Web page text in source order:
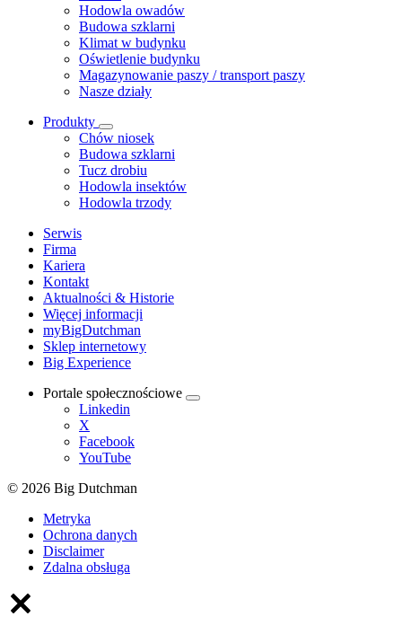
Hodowla owadów
Budowa szklarni
Klimat w budynku
Oświetlenie budynku
Magazynowanie paszy / transport paszy
Nasze działy
Produkty
Chów niosek
Budowa szklarni
Tucz drobiu
Hodowla insektów
Hodowla trzody
Serwis
Firma
Kariera
Kontakt
Aktualności & Historie
Więcej informacji
myBigDutchman
Sklep internetowy
Big Experience
Portale społecznościowe
Linkedin
X
Facebook
YouTube
© 2026 Big Dutchman
Metryka
Ochrona danych
Disclaimer
Zdalna obsługa